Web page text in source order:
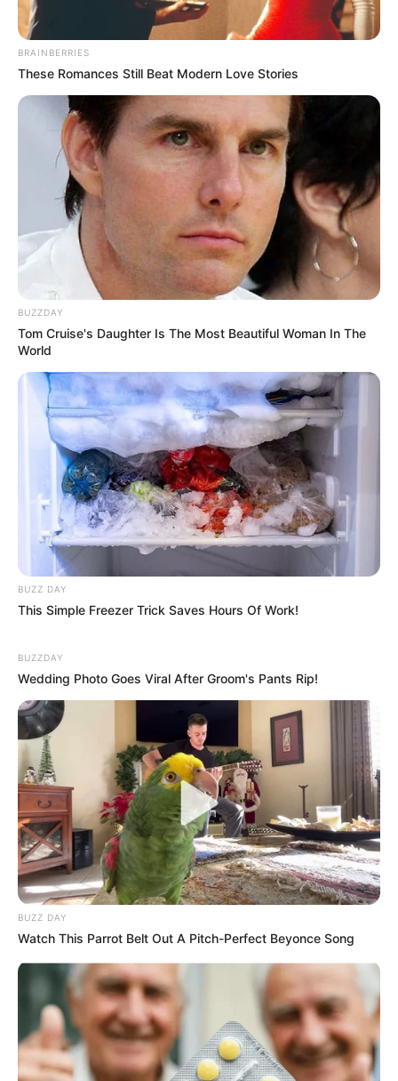
BRAINBERRIES
These Romances Still Beat Modern Love Stories
BUZZDAY
Tom Cruise's Daughter Is The Most Beautiful Woman In The
World
BUZZ DAY
This Simple Freezer Trick Saves Hours Of Work!
BUZZDAY
Wedding Photo Goes Viral After Groom's Pants Rip!
BUZZ DAY
Watch This Parrot Belt Out A Pitch-Perfect Beyonce Song